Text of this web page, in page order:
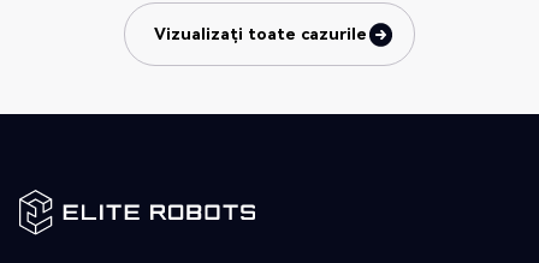
Vizualizați toate cazurile
Vizualizați toate cazurile